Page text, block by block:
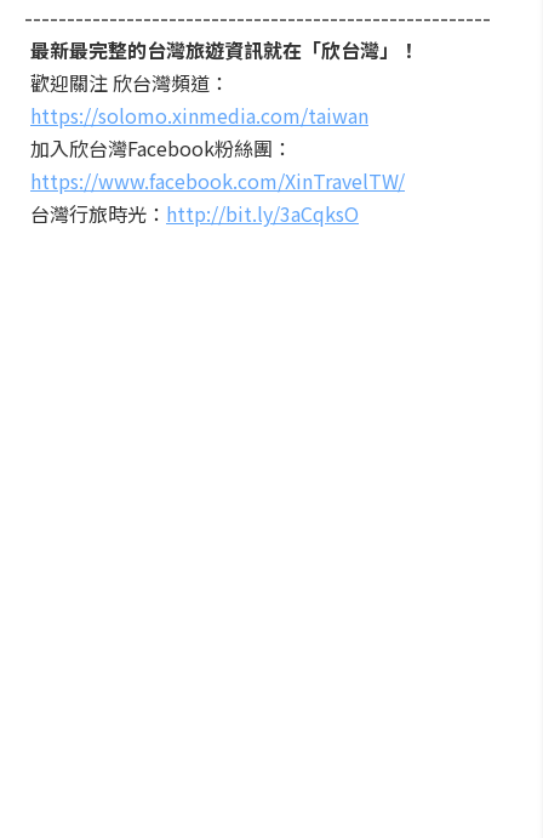
-------------------------------------------------------
最新最完整的台灣旅遊資訊就在「欣台灣」！
歡迎關注 欣台灣頻道：
https://solomo.xinmedia.com/taiwan
加入欣台灣Facebook粉絲團：
https://www.facebook.com/XinTravelTW/
台灣行旅時光： http://bit.ly/3aCqksO